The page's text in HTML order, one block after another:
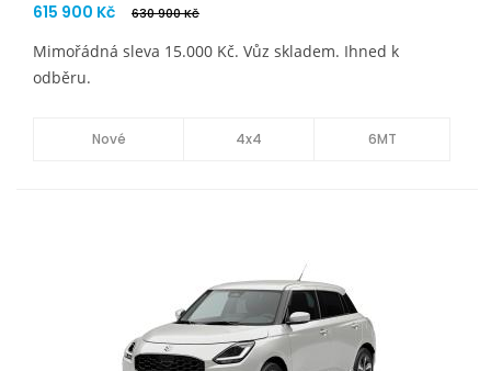
615 900 Kč 630 900 Kč
Mimořádná sleva 15.000 Kč. Vůz skladem. Ihned k
odběru.
Nové 4x4 6MT